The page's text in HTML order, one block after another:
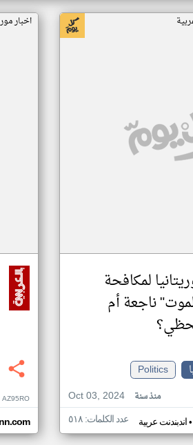
لمكافحة
ناجعة أم
Politics
Oct 03, 2024
منذ سنة
اندبندنت عربية• عدد الكلمات: ٥١٨
اخبار
AZ95RO